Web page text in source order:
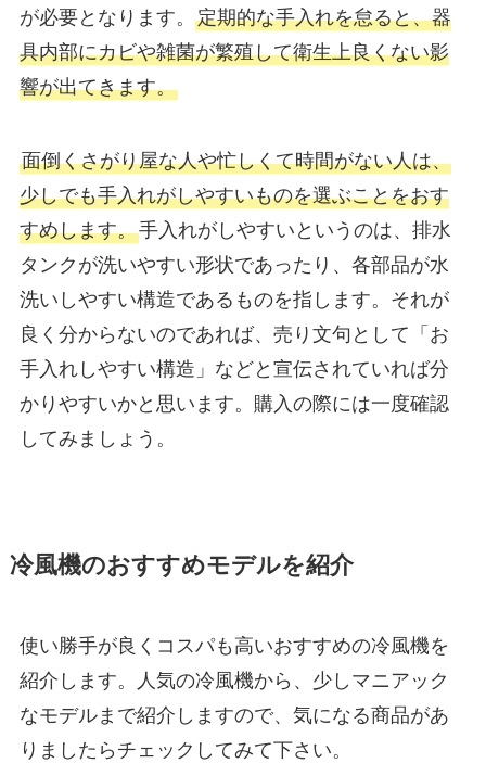
が必要となります。 定期的な手入れを怠ると、器
具内部にカビや雑菌が繁殖して衛生上良くない影
響が出てきます。
面倒くさがり屋な人や忙しくて時間がない人は、
少しでも手入れがしやすいものを選ぶことをおす
すめします。手入れがしやすいというのは、排水
タンクが洗いやすい形状であったり、各部品が水
洗いしやすい構造であるものを指します。それが
良く分からないのであれば、売り文句として「お
手入れしやすい構造」などと宣伝されていれば分
かりやすいかと思います。購入の際には一度確認
してみましょう。
冷風機のおすすめモデルを紹介
使い勝手が良くコスパも高いおすすめの冷風機を
紹介します。人気の冷風機から、少しマニアック
なモデルまで紹介しますので、気になる商品があ
りましたらチェックしてみて下さい。